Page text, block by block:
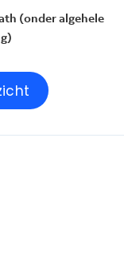
(onder algehele